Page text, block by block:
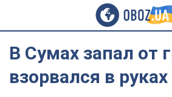
В Сумах запал от
взорвался в